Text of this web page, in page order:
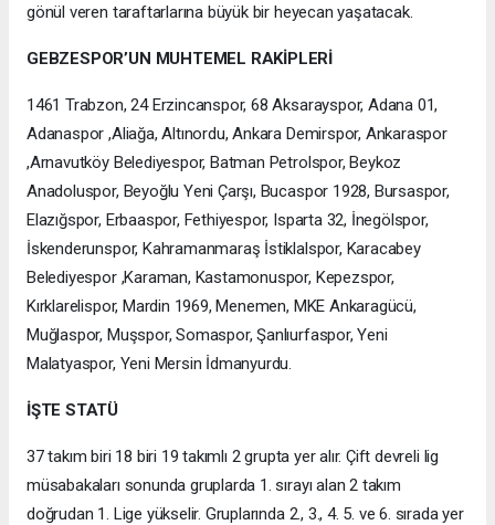
gönül veren taraftarlarına büyük bir heyecan yaşatacak.
GEBZESPOR’UN MUHTEMEL RAKİPLERİ
1461 Trabzon, 24 Erzincanspor, 68 Aksarayspor, Adana 01,
Adanaspor ,Aliağa, Altınordu, Ankara Demirspor, Ankaraspor
,Arnavutköy Belediyespor, Batman Petrolspor, Beykoz
Anadoluspor, Beyoğlu Yeni Çarşı, Bucaspor 1928, Bursaspor,
Elazığspor, Erbaaspor, Fethiyespor, Isparta 32, İnegölspor,
İskenderunspor, Kahramanmaraş İstiklalspor, Karacabey
Belediyespor ,Karaman, Kastamonuspor, Kepezspor,
Kırklarelispor, Mardin 1969, Menemen, MKE Ankaragücü,
Muğlaspor, Muşspor, Somaspor, Şanlıurfaspor, Yeni
Malatyaspor, Yeni Mersin İdmanyurdu.
İŞTE STATÜ
37 takım biri 18 biri 19 takımlı 2 grupta yer alır. Çift devreli lig
müsabakaları sonunda gruplarda 1. sırayı alan 2 takım
doğrudan 1. Lige yükselir. Gruplarında 2., 3., 4. 5. ve 6. sırada yer